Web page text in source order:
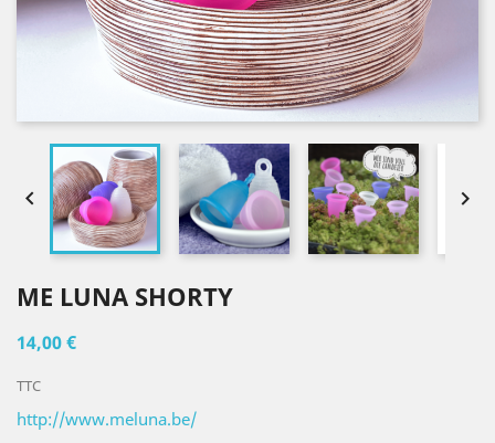
 
ME LUNA SHORTY
14,00 €
TTC
http://www.meluna.be/